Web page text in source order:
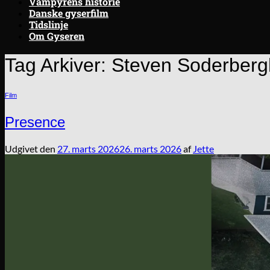
Danske gyserfilm
Tidslinje
Om Gyseren
Tag Arkiver: Steven
Film
Presence
Udgivet den 27. marts 202626. marts 2026af Jette